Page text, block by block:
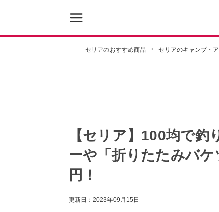
セリアのおすすめ商品 セリアのキャンプ・
【セリア】100均で
ーや「折りたたみバ
円！
更新日： 2023年09月15日